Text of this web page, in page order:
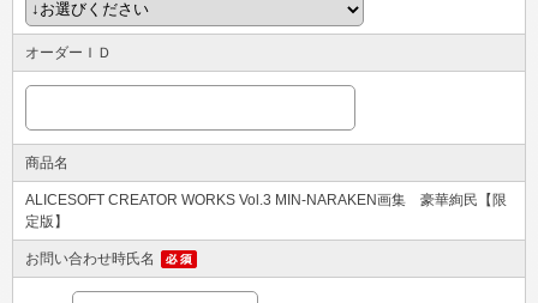
オーダーＩＤ
商品名
ALICESOFT CREATOR WORKS Vol.3 MIN-NARAKEN画集 豪華絢民【限
定版】
お問い合わせ時氏名